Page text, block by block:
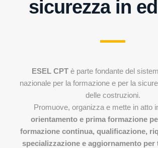
sicurezza in
ESEL CPTè parte fondante del
nazionale per la formazione e per la
delle costruzioni.
Promuove, organizza e mette in atto
orientamento e prima formazione
formazione continua, qualificazione,
specializzazione e aggiornamento per